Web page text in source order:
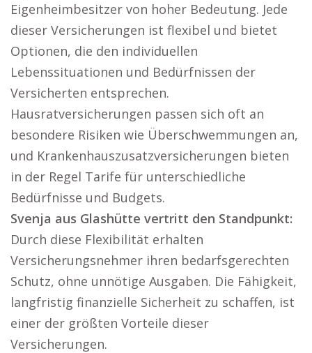
Eigenheimbesitzer von hoher Bedeutung. Jede
dieser Versicherungen ist flexibel und bietet
Optionen, die den individuellen
Lebenssituationen und Bedürfnissen der
Versicherten entsprechen.
Hausratversicherungen passen sich oft an
besondere Risiken wie Überschwemmungen an,
und Krankenhauszusatzversicherungen bieten
in der Regel Tarife für unterschiedliche
Bedürfnisse und Budgets.
Svenja aus Glashütte vertritt den Standpunkt:
Durch diese Flexibilität erhalten
Versicherungsnehmer ihren bedarfsgerechten
Schutz, ohne unnötige Ausgaben. Die Fähigkeit,
langfristig finanzielle Sicherheit zu schaffen, ist
einer der größten Vorteile dieser
Versicherungen.